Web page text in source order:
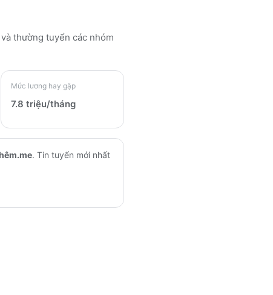
và thường tuyển các nhóm
Mức lương hay gặp
7.8 triệu/tháng
. Tin tuyển mới nhất